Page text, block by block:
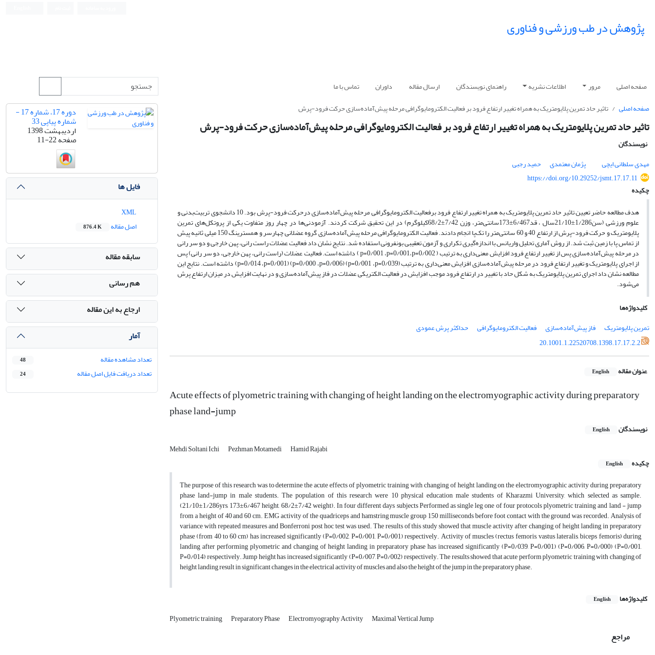
پژوهش در طب ورزشی و فناوری
صفحه اصلی مرور اطلاعات نشریه راهنمای نویسندگان ارسال مقاله داوران
تماس با ما
صفحه اصلی
تاثیر حاد تمرین پلایومتریک به همراه تغییر ارتفاع فرود بر فعالیت الکترومایوگرافی مرحله پیش‌آماده‌سازی حرکت فرود-پرش
تاثیر حاد تمرین پلایومتریک به همراه تغییر ارتفاع فرود بر فعالیت الکترومایوگرافی مرحله پیش‌آماده‌سازی حرکت فرود-پرش
نویسندگان
مهدی سلطانی ایچی
پژمان معتمدی
حمید رجبی
https://doi.org/10.29252/jsmt.17.17.11
چکیده
هدف مطالعه حاضر تعیین تاثیر حاد تمرین پلایومتریک به همراه تغییر ارتفاع فرود برفعالیت الکترومایوگرافی مرحله پیشآماده سازی درحرکت فرود-پرش بود. 10 دانشجوی تربیت‌بدنی و
علوم ورزشی(سن1/286 ±21/10سال ، قد6/467 ±173سانتی‌متر، وزن 7/42 ± 68/2کیلوگرم) در این تحقیق شرکت کردند. آزمودنی‌ها در چهار روز متفاوت یکی از پروتکل­‌های تمرین
پلایومتریک و حرکت فرود-پرش از ارتفاع 40 و 60 سانتی‌متر را تک‌پا انجام دادند. فعالیت الکترومایوگرافی مرحله پیش آماده سازی گروه عضلانی چهارسر و همسترینگ 150 میلی ثانیه پیش
از تماس پا با زمین ثبت شد. از روش آماری تحلیل واریانس با اندازه­‌گیری تکراری و آزمون تعقیبی بونفرونی استفاده شد. نتایج نشان داد فعالیت عضلاتراست رانی، پهن خارجی ودو سر رانی
در مرحله پیش­‌آماده‌­سازی پس از تغییر ارتفاع فرود افزایش معنی­‌داری به ترتیب ( 0/002= p=0/001،p=0/001،p
)داشته است.فعالیت عضلات (راست رانی، پهن خارجی، دو سر رانی) پس
از اجرای پلایومتریک و تغییر ارتفاع فرود در مرحله پیش­‌آماده‌سازی افزایش معنی­‌داری به ترتیب(0/039=
p، 0/001= p
) (0/006=
p، 0/000= p
) (0/001=
p، 0/014= p) داشته است.نتایج این
مطالعه نشان داد اجرای تمرین پلایومتریک به شکل حاد با تغییر در ارتفاع فرود موجب افزایش در فعالیت الکتریکی عضلات در فاز پیش­‌آماده­‌سازی و در نهایت افزایش در میزان ارتفاع پرش
می­‌شود.
کلیدواژه‌ها
تمرین پلایومتریک
فاز پیش‌آماده‌سازی فعالیت الکترومایوگرافی
حداکثر پرش عمودی
20.1001.1.22520708.1398.17.17.2.2
عنوان مقاله English
Acute effects of plyometric training with changing of height landing on the electromyographic activity during preparatory
phase land-jump
نویسندگان English
Mehdi Soltani Ichi Pezhman Motamedi
Hamid Rajabi
چکیده
English
The purpose of this research was to determine the acute effects of plyometric training with changing of height landing on the electromyographic activity during preparatory
phase land-jump in male students. The population of this research were 10 physical education male students of Kharazmi University, which selected as sample.
(21/10±1/286yrs, 173±6/467 height, 68/2±7/42 weight). In four different days subjects Performed as single leg one of four protocols plyometric training and land - jump
from a height of 40 and 60 cm.EMG activity of the quadriceps and hamstring muscle group 150 milliseconds before foot contact with the ground was recorded. Analysis of
variance with repeated measures and Bonferroni post hoc test was used. The results of this study showed that muscle activity after changing of height landing in preparatory
phase (from 40 to 60 cm) has increased significantly (P=0/002, P=0/001, P=0/001) respectively. Activity of muscles (rectus femoris, vastus lateralis, biceps femoris) during
landing after performing plyometric and changing of height landing in preparatory phase has increased significantly (P=0/039, P=0/001) (P=0/006, P=0/000) (P=0/001,
P=0/014) respectively. Jump height has increased significantly (P=0/007, P=0/002) respectively. The results showed that acute perform plyometric training with changing of
height landing result in significant changes in the electrical activity of muscles and also the height of the jump in the preparatory phase.
کلیدواژه‌ها English
Plyometric training Preparatory Phase Electromyography Activity Maximal Vertical Jump
مراجع
دوره 17، شماره 17 -
شماره پیاپی 33
اردیبهشت 1398
صفحه11-22
فایل ها
اصل مقاله
876.4 K
سابقه مقاله
هم رسانی
ارجاع به این مقاله
آمار
تعداد مشاهده مقاله 48
تعداد دریافت فایل اصل مقاله 24